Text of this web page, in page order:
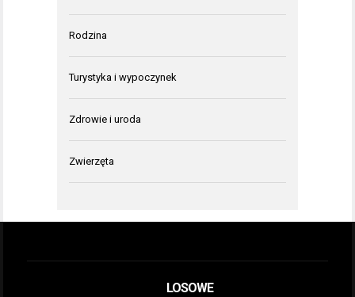
Rodzina
Turystyka i wypoczynek
Zdrowie i uroda
Zwierzęta
LOSOWE